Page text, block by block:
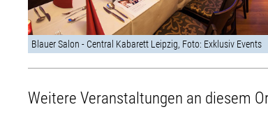
Blauer Salon - Central Kabarett Leipzig, Foto: Exklusiv Events
Weitere Veranstaltungen an diesem